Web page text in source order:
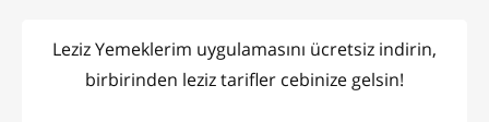
Leziz Yemeklerim uygulamasını ücretsiz indirin,
birbirinden leziz tarifler cebinize gelsin!